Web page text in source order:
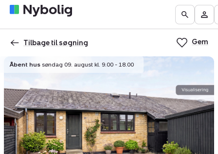
Boliger
til
salg
Find
mægler
Få
vurderet
din
bolig
Go
to
the
Search
Mit
Tilbage til søgning Gem
Åbent hus søndag 09. august kl. 9.00 - 18.00